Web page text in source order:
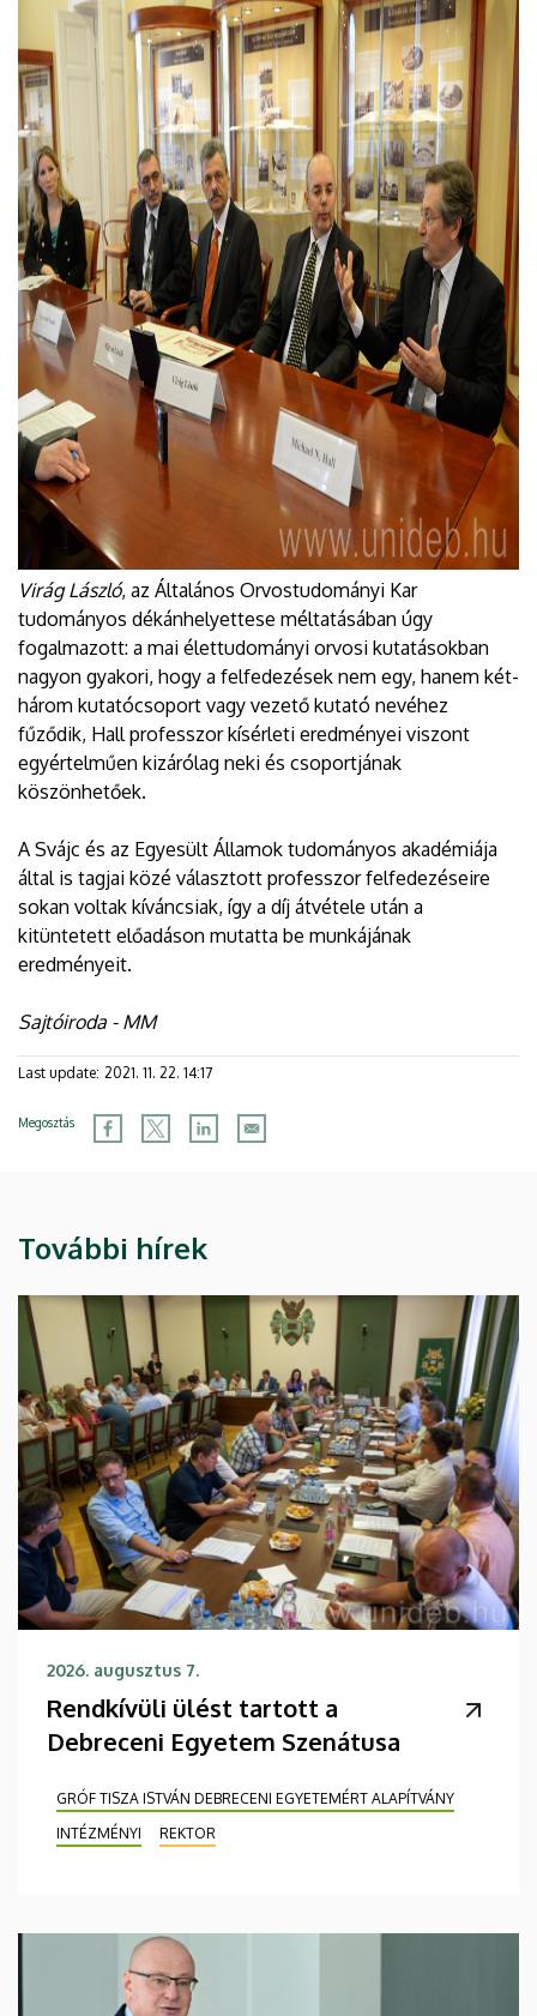
Virág László, az Általános Orvostudományi Kar
tudományos dékánhelyettese méltatásában úgy
fogalmazott: a mai élettudományi orvosi kutatásokban
nagyon gyakori, hogy a felfedezések nem egy, hanem két-
három kutatócsoport vagy vezető kutató nevéhez
fűződik, Hall professzor kísérleti eredményei viszont
egyértelműen kizárólag neki és csoportjának
köszönhetőek.
A Svájc és az Egyesült Államok tudományos akadémiája
által is tagjai közé választott professzor felfedezéseire
sokan voltak kíváncsiak, így a díj átvétele után a
kitüntetett előadáson mutatta be munkájának
eredményeit.
Sajtóiroda - MM
Last update: 2021. 11. 22. 14:17
Megosztás
További hírek
2026. augusztus 7.
Rendkívüli ülést tartott a
Debreceni Egyetem Szenátusa
GRÓF TISZA ISTVÁN DEBRECENI EGYETEMÉRT ALAPÍTVÁNY
INTÉZMÉNYI
REKTOR